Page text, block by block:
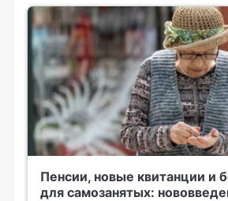
Пенсии, новые квитанции и
для самозанятых: